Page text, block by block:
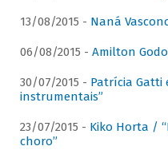
13/08/2015 - Naná
06/08/2015 - Amilton
30/07/2015 - Patrícia Gatti
instrumentais”
23/07/2015 - Kiko Horta /
choro”